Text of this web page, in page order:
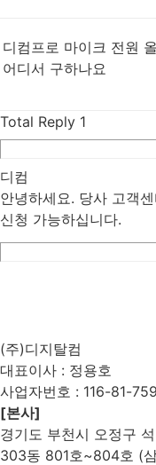
디컴프로 마이크 전원
어디서 구하나요
Total Reply 1
디컴
안녕하세요. 당사 고객
신청 가능하십니다.
(주)디지탈컴
대표이사 : 정용호
사업자번호 : 116-81-
[본사]
경기도 부천시 오정구
303동 801호~804호 (